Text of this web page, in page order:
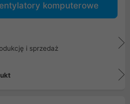
komputerowe
i sprzedaż